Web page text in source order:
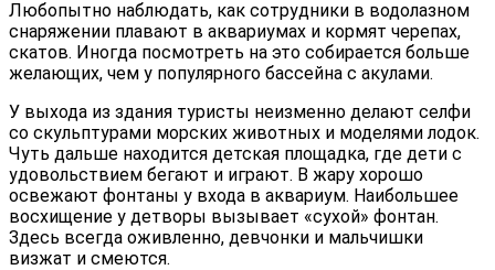
Любопытно наблюдать, как сотрудники в водолазном
снаряжении плавают в аквариумах и кормят черепах,
скатов. Иногда посмотреть на это собирается больше
желающих, чем у популярного бассейна с акулами.
У выхода из здания туристы неизменно делают селфи
со скульптурами морских животных и моделями лодок.
Чуть дальше находится детская площадка, где дети с
удовольствием бегают и играют. В жару хорошо
освежают фонтаны у входа в аквариум. Наибольшее
восхищение у детворы вызывает «сухой» фонтан.
Здесь всегда оживленно, девчонки и мальчишки
визжат и смеются.